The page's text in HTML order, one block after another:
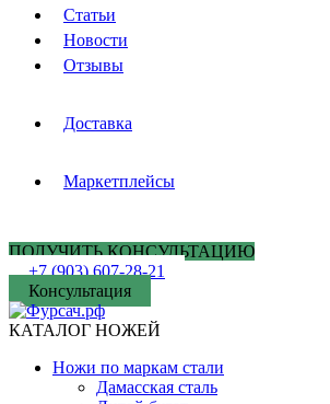
Статьи
Новости
Отзывы
Доставка
Маркетплейсы
ПОЛУЧИТЬ КОНСУЛЬТАЦИЮ
+7 (903) 607-28-21
Консультация
КАТАЛОГ НОЖЕЙ
Ножи по маркам стали
Дамасская сталь